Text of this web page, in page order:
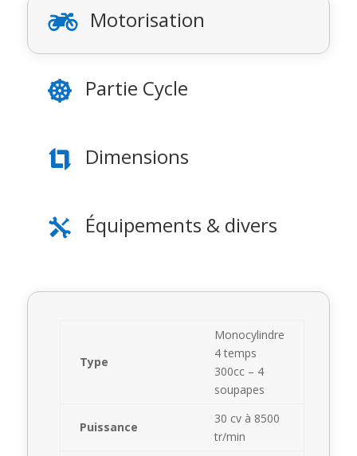
 Motorisation
 Partie Cycle
 Dimensions
 Équipements & divers
Type
Monocylindre
4 temps
300cc – 4
soupapes
Puissance
30 cv à 8500
tr/min